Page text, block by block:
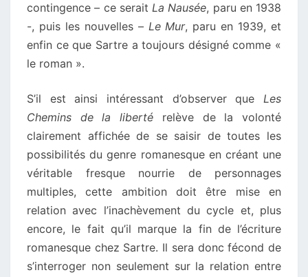
contingence – ce serait La Nausée, paru en 1938
-, puis les nouvelles – Le Mur, paru en 1939, et
enfin ce que Sartre a toujours désigné comme «
le roman ».
S’il est ainsi intéressant d’observer que Les
Chemins de la liberté relève de la volonté
clairement affichée de se saisir de toutes les
possibilités du genre romanesque en créant une
véritable fresque nourrie de personnages
multiples, cette ambition doit être mise en
relation avec l’inachèvement du cycle et, plus
encore, le fait qu’il marque la fin de l’écriture
romanesque chez Sartre. Il sera donc fécond de
s’interroger non seulement sur la relation entre